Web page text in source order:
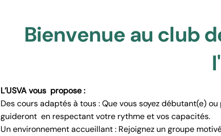
Bienvenue au club
L’USVA vous propose :
Des cours adaptés à tous : Que vous soyez débutant(e)
guideront en respectant votre rythme et vos capacités.
Un environnement accueillant : Rejoignez un groupe